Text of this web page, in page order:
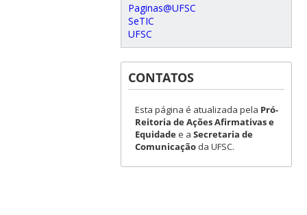
Paginas@UFSC
SeTIC
UFSC
CONTATOS
Esta página é atualizada pela Pró-
Reitoria de Ações Afirmativas e
Equidadee a Secretaria de
Comunicaçãoda UFSC.